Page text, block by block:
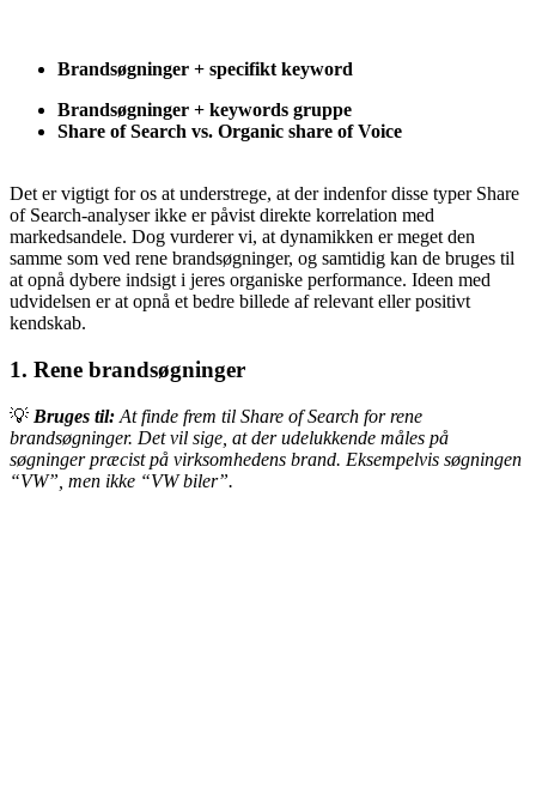
Brandsøgninger + specifikt keyword
Brandsøgninger + keywords gruppe
Share of Search vs. Organic share of Voice
Det er vigtigt for os at understrege, at der indenfor disse typer Share
of Search-analyser ikke er påvist direkte korrelation med
markedsandele. Dog vurderer vi, at dynamikken er meget den
samme som ved rene brandsøgninger, og samtidig kan de bruges til
at opnå dybere indsigt i jeres organiske performance. Ideen med
udvidelsen er at opnå et bedre billede af relevant eller positivt
kendskab.
1. Rene brandsøgninger
💡 Bruges til: At finde frem til Share of Search for rene
brandsøgninger. Det vil sige, at der udelukkende måles på
søgninger præcist på virksomhedens brand. Eksempelvis søgningen
“VW”, men ikke “VW biler”.